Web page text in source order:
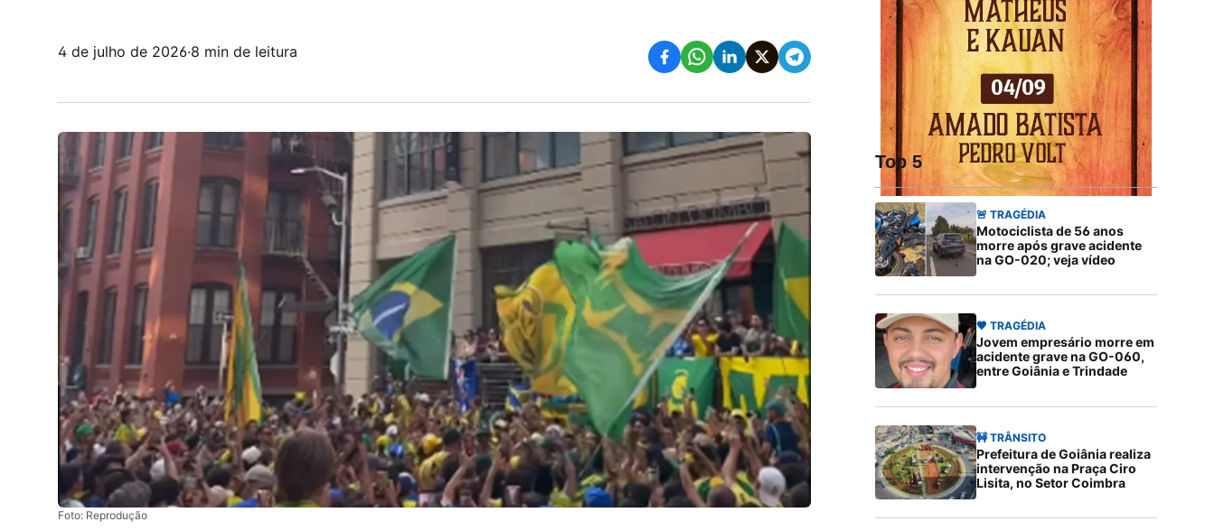
4 de julho de 2026·8 min de leitura
Foto: Reprodução
Top 5
🚨 TRAGÉDIA
Motociclista de 56 anos
morre após grave acidente
na GO-020; veja vídeo
🖤 TRAGÉDIA
Jovem empresário morre em
acidente grave na GO-060,
entre Goiânia e Trindade
🚧 TRÂNSITO
Prefeitura de Goiânia realiza
intervenção na Praça Ciro
Lisita, no Setor Coimbra